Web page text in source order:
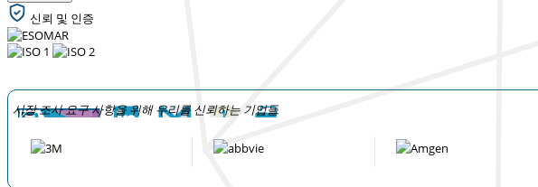
신뢰 및 인증
시장 조사 요구 사항을 위해 우리를 신뢰하는 기업들